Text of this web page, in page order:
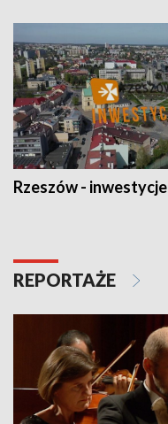
Rzeszów - inwestycje
REPORTAŻE